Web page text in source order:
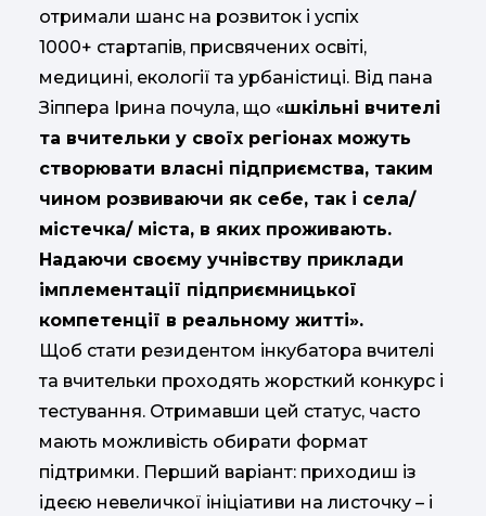
отримали шанс на розвиток і успіх
1000+ стартапів, присвячених освіті,
медицині, екології та урбаністиці. Від пана
Зіппера Ірина почула, що «шкільні вчителі
та вчительки у своїх регіонах можуть
створювати власні підприємства, таким
чином розвиваючи як себе, так і села/
містечка/ міста, в яких проживають.
Надаючи своєму учнівству приклади
імплементації підприємницької
компетенції в реальному житті».
Щоб стати резидентом інкубатора вчителі
та вчительки проходять жорсткий конкурс і
тестування. Отримавши цей статус, часто
мають можливість обирати формат
підтримки. Перший варіант: приходиш із
ідеєю невеличкої ініціативи на листочку – і